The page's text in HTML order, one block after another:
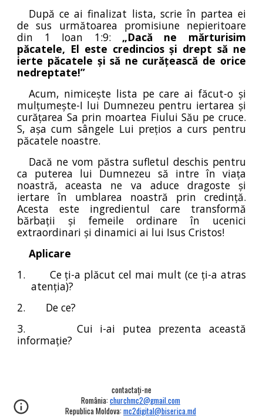
După ce ai finalizat lista, scrie în partea ei
de sus următoarea promisiune nepieritoare
din 1 Ioan 1:9: „Dacă ne mărturisim
păcatele, El este credincios și drept să ne
ierte păcatele și să ne curățească de orice
nedreptate!”
Acum, nimicește lista pe care ai făcut-o și
mulțumește-I lui Dumnezeu pentru iertarea și
curățarea Sa prin moartea Fiului Său pe cruce.
S, așa cum sângele Lui prețios a curs pentru
păcatele noastre.
Dacă ne vom păstra sufletul deschis pentru
ca puterea lui Dumnezeu să intre în viața
noastră, aceasta ne va aduce dragoste și
iertare în umblarea noastră prin credință.
Acesta este ingredientul care transformă
bărbații și femeile ordinare în ucenici
extraordinari și dinamici ai lui Isus Cristos!
Aplicare
1.
Ce ți-a plăcut cel mai mult (ce ți-a atras
atenția)?
2.
De ce?
3.
Cui i-ai putea prezenta această
informație?
contactați-ne
România:churchmc2@gmail.com
Republica Moldova:mc2digital@biserica.md